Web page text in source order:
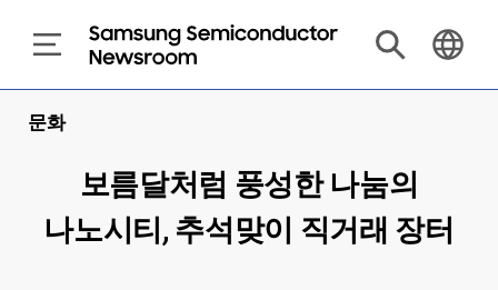
문화
보름달처럼 풍성한 나눔의
나노시티, 추석맞이 직거래 장터